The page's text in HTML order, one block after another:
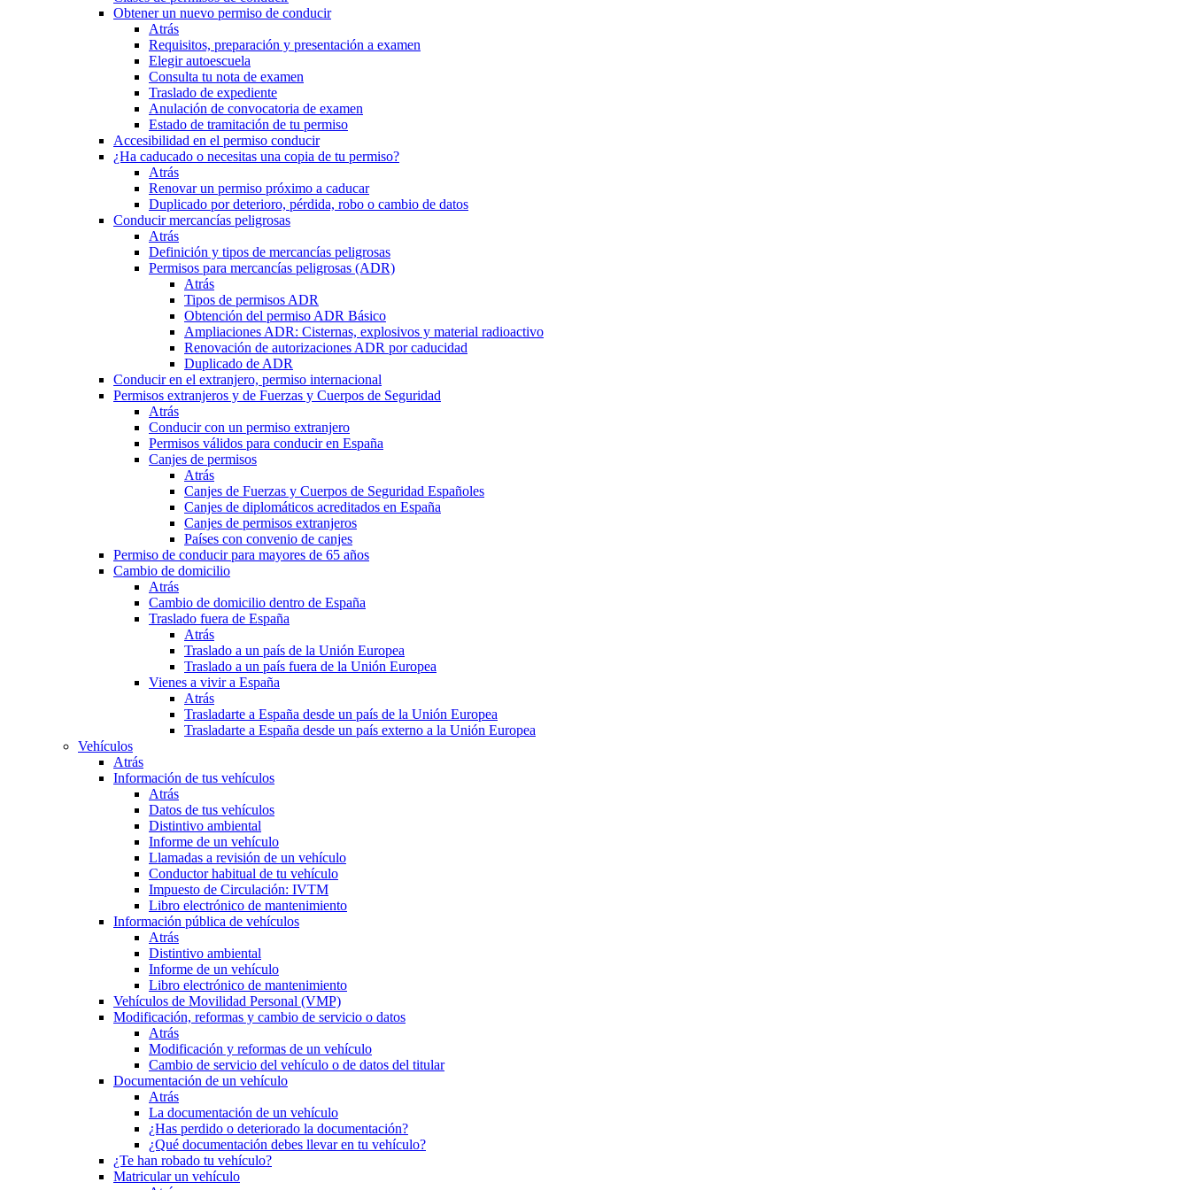
Obtener un nuevo permiso de conducir
Atrás
Requisitos, preparación y presentación a examen
Elegir autoescuela
Consulta tu nota de examen
Traslado de expediente
Anulación de convocatoria de examen
Estado de tramitación de tu permiso
Accesibilidad en el permiso conducir
¿Ha caducado o necesitas una copia de tu permiso?
Atrás
Renovar un permiso próximo a caducar
Duplicado por deterioro, pérdida, robo o cambio de datos
Conducir mercancías peligrosas
Atrás
Definición y tipos de mercancías peligrosas
Permisos para mercancías peligrosas (ADR)
Atrás
Tipos de permisos ADR
Obtención del permiso ADR Básico
Ampliaciones ADR: Cisternas, explosivos y material radioactivo
Renovación de autorizaciones ADR por caducidad
Duplicado de ADR
Conducir en el extranjero, permiso internacional
Permisos extranjeros y de Fuerzas y Cuerpos de Seguridad
Atrás
Conducir con un permiso extranjero
Permisos válidos para conducir en España
Canjes de permisos
Atrás
Canjes de Fuerzas y Cuerpos de Seguridad Españoles
Canjes de diplomáticos acreditados en España
Canjes de permisos extranjeros
Países con convenio de canjes
Permiso de conducir para mayores de 65 años
Cambio de domicilio
Atrás
Cambio de domicilio dentro de España
Traslado fuera de España
Atrás
Traslado a un país de la Unión Europea
Traslado a un país fuera de la Unión Europea
Vienes a vivir a España
Atrás
Trasladarte a España desde un país de la Unión Europea
Trasladarte a España desde un país externo a la Unión Europea
Vehículos
Atrás
Información de tus vehículos
Atrás
Datos de tus vehículos
Distintivo ambiental
Informe de un vehículo
Llamadas a revisión de un vehículo
Conductor habitual de tu vehículo
Impuesto de Circulación: IVTM
Libro electrónico de mantenimiento
Información pública de vehículos
Atrás
Distintivo ambiental
Informe de un vehículo
Libro electrónico de mantenimiento
Vehículos de Movilidad Personal (VMP)
Modificación, reformas y cambio de servicio o datos
Atrás
Modificación y reformas de un vehículo
Cambio de servicio del vehículo o de datos del titular
Documentación de un vehículo
Atrás
La documentación de un vehículo
¿Has perdido o deteriorado la documentación?
¿Qué documentación debes llevar en tu vehículo?
¿Te han robado tu vehículo?
Matricular un vehículo